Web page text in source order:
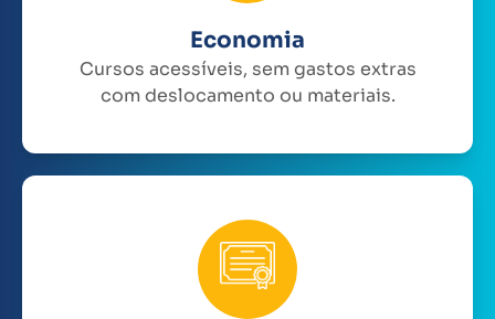
Economia
Cursos acessíveis, sem gastos extras
com deslocamento ou materiais.